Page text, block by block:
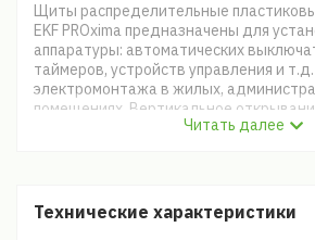
Щиты распределительные
EKF PROxima предназначены для
аппаратуры: автоматических
таймеров, устройств управления и
электромонтажа в жилых,
помещениях. Вертикальное
позволяет устанавливать бокс
Читать далее
Технические характеристики